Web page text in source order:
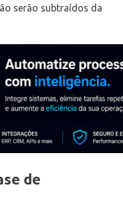
serão subtraídos da
de